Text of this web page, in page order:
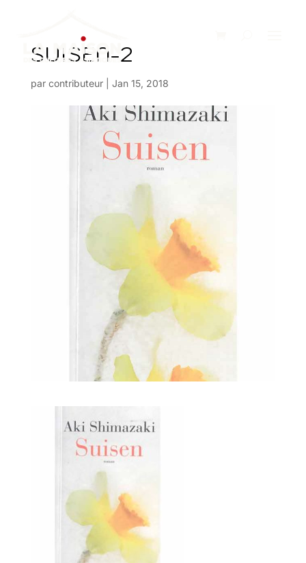
SUISEN-2
par contributeur| Jan 15, 2018